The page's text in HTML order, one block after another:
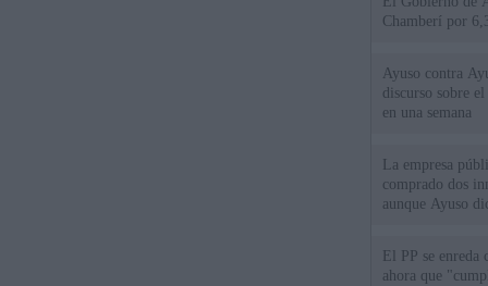
Chamberí por
Ayuso contra
discurso sobre
en una semana
La empresa
comprado dos
aunque Ayuso
El PP se
ahora que